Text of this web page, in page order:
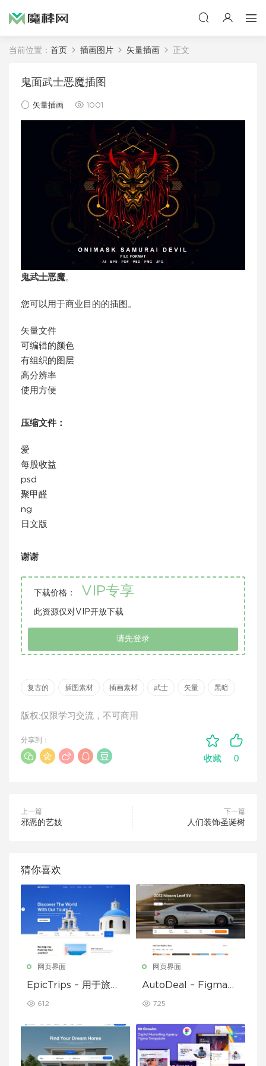
当前位置： 首页 插画图片 矢量插画 正文
鬼面武士恶魔插图
矢量插画 1001
鬼武士恶魔。
您可以用于商业目的的插图。
矢量文件
可编辑的颜色
有组织的图层
高分辨率
使用方便
压缩文件：
爱
每股收益
psd
聚甲醛
ng
日文版
谢谢
下载价格： VIP专享
此资源仅对VIP开放下载
请先登录
复古的 插图素材 插画素材 武士 矢量 黑暗
版权:仅限学习交流，不可商用
收藏 0
分享到：
上一篇
邪恶的艺妓
下一篇
人们装饰圣诞树
猜你喜欢
网页界面
EpicTrips – 用于旅行
模板
612
网页界面
AutoDeal – Figma
和挂牌
725